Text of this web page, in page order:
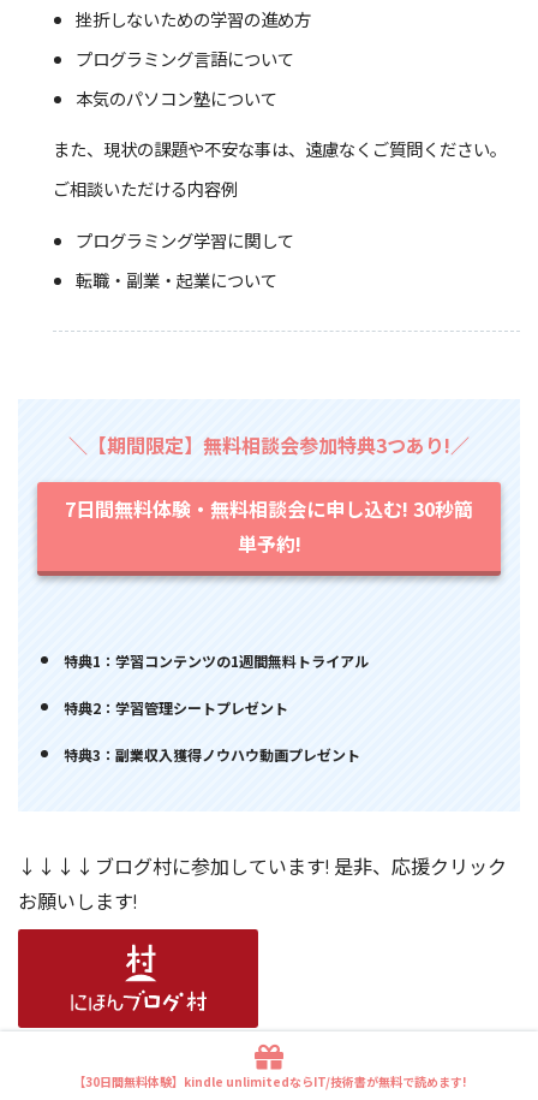
挫折しないための学習の進め方
プログラミング言語について
本気のパソコン塾について
また、現状の課題や不安な事は、遠慮なくご質問ください。
ご相談いただける内容例
プログラミング学習に関して
転職・副業・起業について
＼【期間限定】無料相談会参加特典3つあり!／
7日間無料体験・無料相談会に申し込む! 30秒簡
単予約!
特典1：学習コンテンツの1週間無料トライアル
特典2：学習管理シートプレゼント
特典3：副業収入獲得ノウハウ動画プレゼント
↓↓↓↓ブログ村に参加しています! 是非、応援クリック
お願いします!
【30日間無料体験】kindle unlimitedならIT/技術書が無料で読めます!